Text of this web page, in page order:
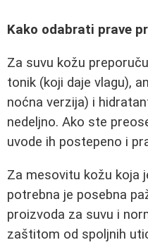
Kako odabrati prave
Za suvu kožu
tonik (koji daje vlagu),
noćna verzija) i
nedeljno. Ako ste
uvode ih postepeno i
Za mesovitu kožu koja
potrebna je posebna
proizvoda za suvu i
zaštitom od spoljnih